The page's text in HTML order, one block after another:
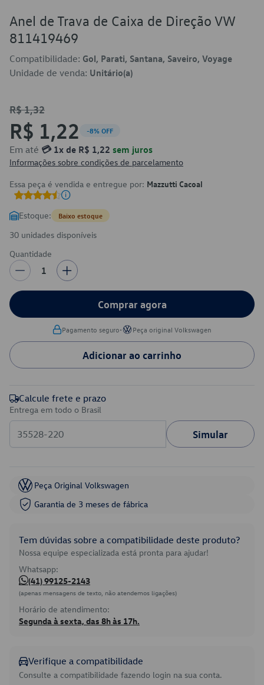
Anel de Trava de Caixa de Direção VW
811419469
Compatibilidade: Gol, Parati, Santana, Saveiro, Voyage
Unidade de venda: Unitário(a)
R$ 1,32
R$ 1,22 -8% OFF
Em até 💳 1x de R$ 1,22 sem juros
Informações sobre condições de parcelamento
Essa peça é vendida e entregue por: Mazzutti Cacoal
Estoque: Baixo estoque
30 unidades disponíveis
Quantidade
1
Comprar agora
Pagamento seguro• Peça original Volkswagen
Adicionar ao carrinho
Calcule frete e prazo
Entrega em todo o Brasil
Simular
Peça Original Volkswagen
Garantia de 3 meses de fábrica
Tem dúvidas sobre a compatibilidade deste produto?
Nossa equipe especializada está pronta para ajudar!
Whatsapp:
(41) 99125-2143
(apenas mensagens de texto, não atendemos ligações)
Horário de atendimento:
Segunda à sexta, das 8h às 17h.
Verifique a compatibilidade
Consulte a compatibilidade fazendo login na sua conta.